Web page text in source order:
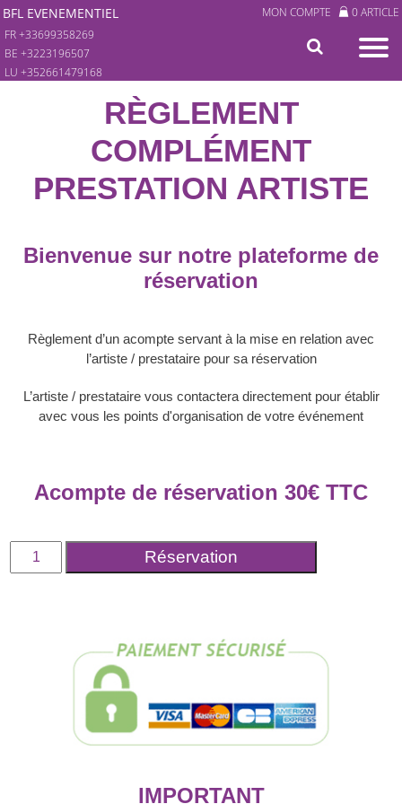
BFL EVENEMENTIEL
FR +33699358269
BE +3223196507
LU +352661479168
MON COMPTE 0 ARTICLE
RÈGLEMENT
COMPLÉMENT
PRESTATION ARTISTE
Bienvenue sur notre plateforme de
réservation
Règlement d’un acompte servant à la mise en relation avec
l’artiste / prestataire pour sa réservation
L’artiste / prestataire vous contactera directement pour établir
avec vous les points d'organisation de votre événement
Acompte de réservation 30€ TTC
quantité
Réservation
IMPORTANT